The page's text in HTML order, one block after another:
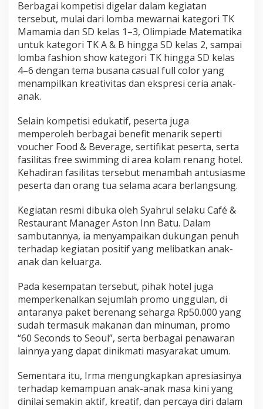
Berbagai kompetisi digelar dalam kegiatan
tersebut, mulai dari lomba mewarnai kategori TK
Mamamia dan SD kelas 1–3, Olimpiade Matematika
untuk kategori TK A & B hingga SD kelas 2, sampai
lomba fashion show kategori TK hingga SD kelas
4–6 dengan tema busana casual full color yang
menampilkan kreativitas dan ekspresi ceria anak-
anak.
Selain kompetisi edukatif, peserta juga
memperoleh berbagai benefit menarik seperti
voucher Food & Beverage, sertifikat peserta, serta
fasilitas free swimming di area kolam renang hotel.
Kehadiran fasilitas tersebut menambah antusiasme
peserta dan orang tua selama acara berlangsung.
Kegiatan resmi dibuka oleh Syahrul selaku Café &
Restaurant Manager Aston Inn Batu. Dalam
sambutannya, ia menyampaikan dukungan penuh
terhadap kegiatan positif yang melibatkan anak-
anak dan keluarga.
Pada kesempatan tersebut, pihak hotel juga
memperkenalkan sejumlah promo unggulan, di
antaranya paket berenang seharga Rp50.000 yang
sudah termasuk makanan dan minuman, promo
“60 Seconds to Seoul”, serta berbagai penawaran
lainnya yang dapat dinikmati masyarakat umum.
Sementara itu, Irma mengungkapkan apresiasinya
terhadap kemampuan anak-anak masa kini yang
dinilai semakin aktif, kreatif, dan percaya diri dalam